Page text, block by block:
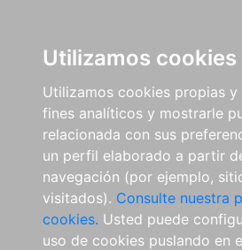
Utilizamos cookies
Utilizamos cookies propias
fines analíticos y mostrarle
relacionada con sus
un perfil elaborado a partir
navegación (por ejemplo,
visitados). Consulte nuestra
cookies. Usted puede
uso de cookies puslando en